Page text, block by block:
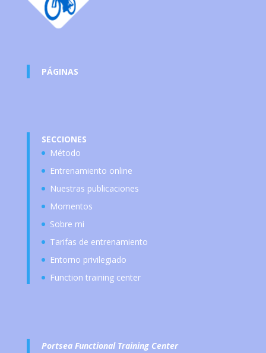
PÁGINAS
SECCIONES
Método
Entrenamiento online
Nuestras publicaciones
Momentos
Sobre mi
Tarifas de entrenamiento
Entorno privilegiado
Function training center
Portsea Functional Training Center